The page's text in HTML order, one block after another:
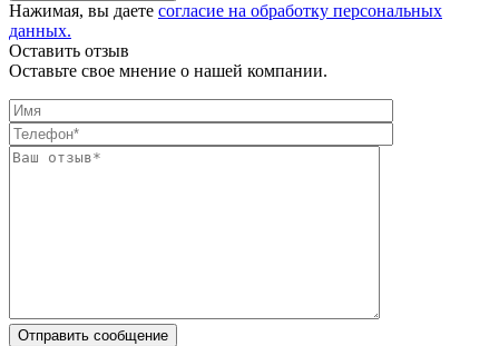
Нажимая, вы даете согласие на обработку персональных
данных.
Оставить отзыв
Оставьте свое мнение о нашей компании.
Отправить сообщение